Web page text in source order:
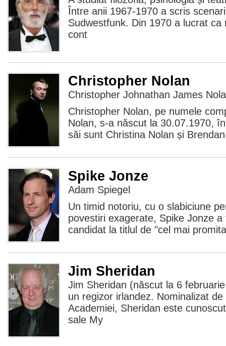
Între anii 1967-1970 a scris
Sudwestfunk. Din 1970 a lucrat
cont
Christopher Nolan
Christopher Johnathan James
Christopher Nolan, pe numele
Nolan, s-a născut la 30.07.1970,
săi sunt Christina Nolan și
Spike Jonze
Adam Spiegel
Un timid notoriu, cu o slabiciune
povestiri exagerate, Spike Jonze
candidat la titlul de "cel mai
Jim Sheridan
Jim Sheridan (născut la 6
un regizor irlandez. Nominalizat
Academiei, Sheridan este
sale My